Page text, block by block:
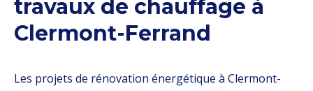
travaux de chauffage à
Clermont-Ferrand
Les projets de rénovation énergétique à Clermont-